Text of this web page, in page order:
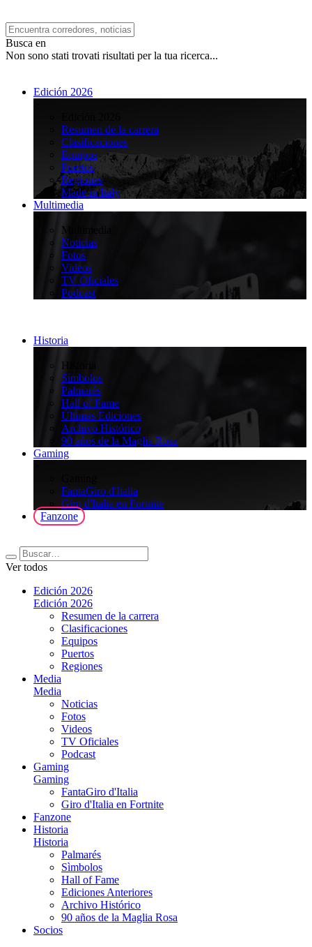
Busca en
Non sono stati trovati risultati per la tua ricerca...
Edición 2026
Resumen de la carrera
Clasificaciones
Equipos
Puertos
Regiones
Made in Italy
Multimedia
Multimedia
Noticias
Fotos
Videos
TV Oficiales
Podcast
Historia
Historia
Símbolos
Palmarés
Hall of Fame
Últimas Ediciones
Archivo Histórico
90 años de la Maglia Rosa
Gaming
FantaGiro d'Italia
Giro d'Italia en Fortnite
Fanzone
Ver todos
Edición 2026
Edición 2026
Resumen de la carrera
Clasificaciones
Equipos
Puertos
Regiones
Media
Media
Noticias
Fotos
Videos
TV Oficiales
Podcast
Gaming
Gaming
FantaGiro d'Italia
Giro d'Italia en Fortnite
Fanzone
Historia
Historia
Palmarés
Sìmbolos
Hall of Fame
Ediciones Anteriores
Archivo Histórico
90 años de la Maglia Rosa
Socios